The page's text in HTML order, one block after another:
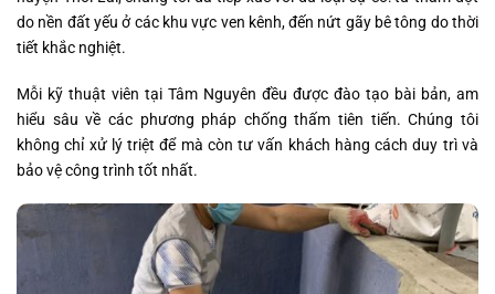
do nền đất yếu ở các khu vực ven kênh, đến nứt gãy bê tông do thời
tiết khắc nghiệt.
Mỗi kỹ thuật viên tại Tâm Nguyên đều được đào tạo bài bản, am
hiểu sâu về các phương pháp chống thấm tiên tiến. Chúng tôi
không chỉ xử lý triệt để mà còn tư vấn khách hàng cách duy trì và
bảo vệ công trình tốt nhất.